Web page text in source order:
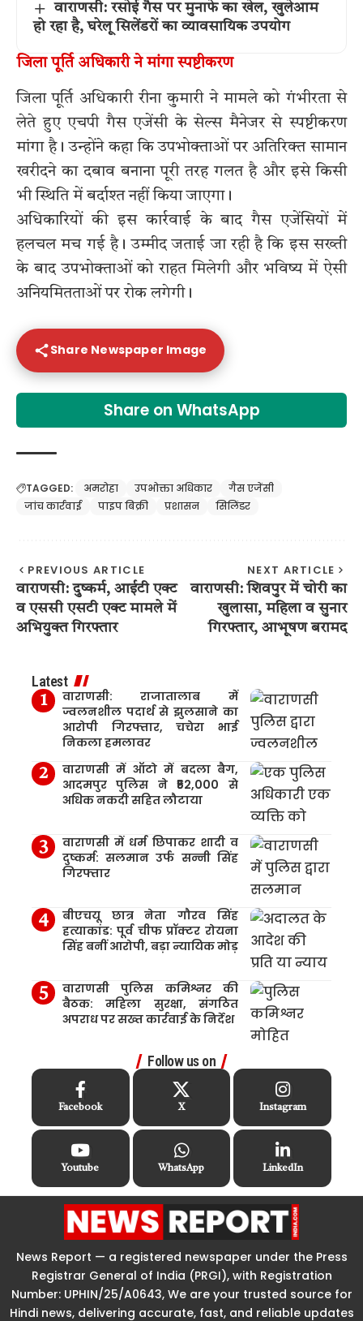
वाराणसी: रसोई गैस पर मुनाफे का खेल, खुलेआम
हो रहा है, घरेलू सिलेंडरों का व्यावसायिक उपयोग
जिला पूर्ति अधिकारी ने मांगा स्पष्टीकरण
जिला पूर्ति अधिकारी रीना कुमारी ने मामले को गंभीरता से
लेते हुए एचपी गैस एजेंसी के सेल्स मैनेजर से स्पष्टीकरण
मांगा है। उन्होंने कहा कि उपभोक्ताओं पर अतिरिक्त सामान
खरीदने का दबाव बनाना पूरी तरह गलत है और इसे किसी
भी स्थिति में बर्दाश्त नहीं किया जाएगा।
अधिकारियों की इस कार्रवाई के बाद गैस एजेंसियों में
हलचल मच गई है। उम्मीद जताई जा रही है कि इस सख्ती
के बाद उपभोक्ताओं को राहत मिलेगी और भविष्य में ऐसी
अनियमितताओं पर रोक लगेगी।
Share Newspaper Image
Share on WhatsApp
TAGGED: अमरोहा उपभोक्ता अधिकार
गैस एजेंसी
जांच कार्रवाई
पाइप बिक्री प्रशासन सिलिंडर
PREVIOUS ARTICLE
वाराणसी: दुष्कर्म, आईटी एक्ट
व एससी एसटी एक्ट मामले में
अभियुक्त गिरफ्तार
NEXT ARTICLE
वाराणसी: शिवपुर में चोरी का
खुलासा, महिला व सुनार
गिरफ्तार, आभूषण बरामद
Latest
वाराणसी: राजातालाब में
ज्वलनशील पदार्थ से झुलसाने का
आरोपी गिरफ्तार, चचेरा भाई
निकला हमलावर
वाराणसी में ऑटो में बदला बैग,
आदमपुर पुलिस ने ₹52,000 से
अधिक नकदी सहित लौटाया
वाराणसी में धर्म छिपाकर शादी व
दुष्कर्म: सलमान उर्फ सन्नी सिंह
गिरफ्तार
बीएचयू छात्र नेता गौरव सिंह
हत्याकांड: पूर्व चीफ प्रॉक्टर रोयना
सिंह बनीं आरोपी, बड़ा न्यायिक मोड़
वाराणसी पुलिस कमिश्नर की
बैठक: महिला सुरक्षा, संगठित
अपराध पर सख्त कार्रवाई के निर्देश
Follow us on
Facebook X Instagram
Youtube WhatsApp LinkedIn
News Report — a registered newspaper under the Press
Registrar General of India (PRGI), with Registration
Number: UPHIN/25/A0643, We are your trusted source for
Hindi news, delivering accurate, fast, and reliable updates